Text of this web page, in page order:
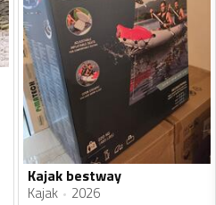
Kajak bestway
Kajak 2026